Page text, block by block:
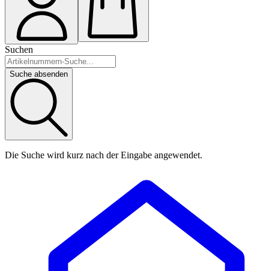
Suchen
Suche absenden
Die Suche wird kurz nach der Eingabe angewendet.